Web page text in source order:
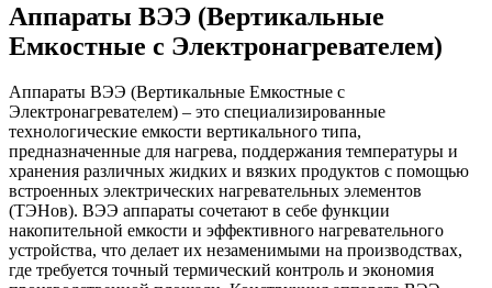
Аппараты ВЭЭ (Вертикальные
Емкостные с Электронагревателем)
Аппараты ВЭЭ (Вертикальные Емкостные с
Электронагревателем) – это специализированные
технологические емкости вертикального типа,
предназначенные для нагрева, поддержания температуры и
хранения различных жидких и вязких продуктов с помощью
встроенных электрических нагревательных элементов
(ТЭНов). ВЭЭ аппараты сочетают в себе функции
накопительной емкости и эффективного нагревательного
устройства, что делает их незаменимыми на производствах,
где требуется точный термический контроль и экономия